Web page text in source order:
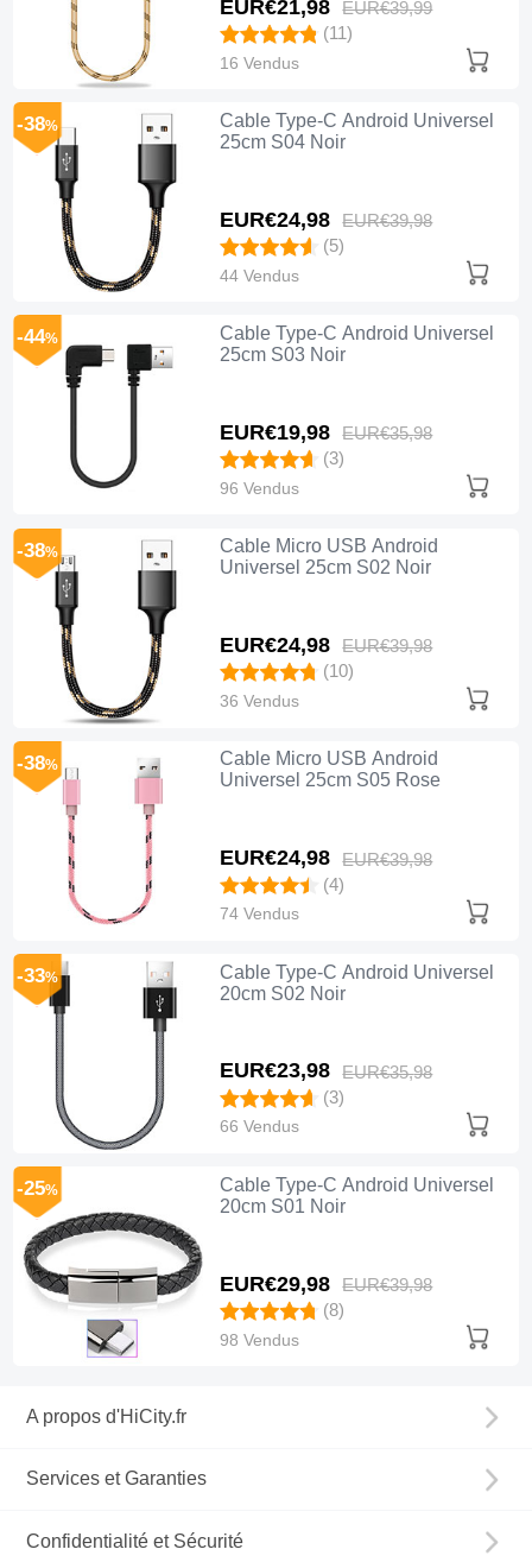
EUR€21,98 EUR€39,99
(11)
16 Vendus
Cable Type-C Android Universel
25cm S04 Noir
EUR€24,98 EUR€39,98
-38%
(5)
44 Vendus
Cable Type-C Android Universel
25cm S03 Noir
EUR€19,98 EUR€35,98
-44%
(3)
96 Vendus
Cable Micro USB Android
Universel 25cm S02 Noir
EUR€24,98 EUR€39,98
-38%
(10)
36 Vendus
Cable Micro USB Android
Universel 25cm S05 Rose
EUR€24,98 EUR€39,98
-38%
(4)
74 Vendus
Cable Type-C Android Universel
20cm S02 Noir
EUR€23,98 EUR€35,98
-33%
(3)
66 Vendus
Cable Type-C Android Universel
20cm S01 Noir
EUR€29,98 EUR€39,98
-25%
(8)
98 Vendus
A propos d'HiCity.fr
Services et Garanties
Confidentialité et Sécurité